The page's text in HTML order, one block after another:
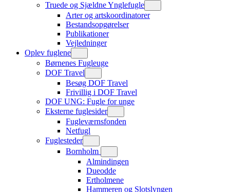
Truede og Sjældne Ynglefugle
Arter og artskoordinatorer
Bestandsopgørelser
Publikationer
Vejledninger
Oplev fuglene
Børnenes Fugleuge
DOF Travel
Besøg DOF Travel
Frivillig i DOF Travel
DOF UNG: Fugle for unge
Eksterne fuglesider
Fugleværnsfonden
Netfugl
Fuglesteder
Bornholm
Almindingen
Dueodde
Ertholmene
Hammeren og Slotslyngen